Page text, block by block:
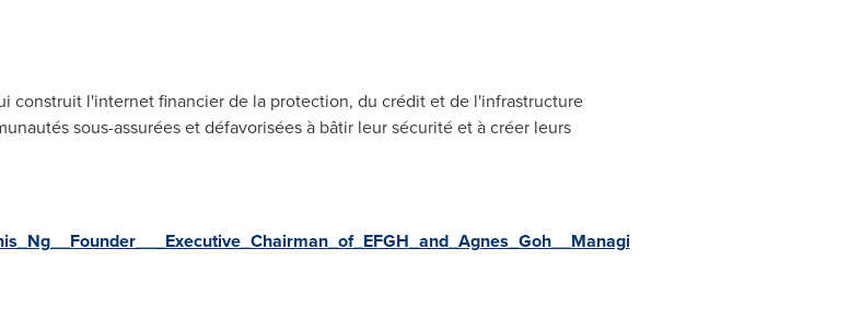
construit l'internet financier de la protection, du crédit et de l'infrastructure
sous-assurées et défavorisées à bâtir leur sécurité et à créer leurs